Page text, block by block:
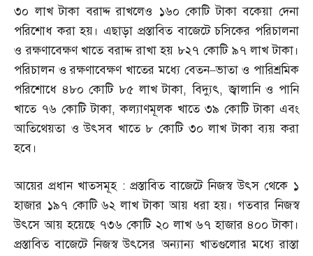
৩০ লাখ টাকা বরাদ্দ রাখলেও ১৬০ কোটি টাকা বকেয়া দেনা
পরিশোধ করা হয়। এছাড়া প্রস্তাবিত বাজেটে চসিকের পরিচালনা
ও রক্ষণাবেক্ষণ খাতে বরাদ্দ রাখা হয় ৮২৭ কোটি ৯৭ লাখ টাকা।
পরিচালন ও রক্ষণাবেক্ষণ খাতের মধ্যে বেতন–ভাতা ও পারিশ্রমিক
পরিশোধে ৪৮০ কোটি ৮৫ লাখ টাকা,বিদ্যুৎ,জ্বালানি ও পানি
খাতে ৭৬ কোটি টাকা,কল্যাণমূলক খাতে ৩৯ কোটি টাকা এবং
আতিথেয়তা ও উৎসব খাতে ৮ কোটি ৩০ লাখ টাকা ব্যয় করা
হবে।
আয়ের প্রধান খাতসমূহ : প্রস্তাবিত বাজেটে নিজস্ব উৎস থেকে ১
হাজার ১৯৭ কোটি ৬২ লাখ টাকা আয় ধরা হয়। গতবার নিজস্ব
উৎসে আয় হয়েছে ৭৩৬ কোটি ২০ লাখ ৬৭ হাজার ৪০০ টাকা।
প্রস্তাবিত বাজেটে নিজস্ব উৎসের অন্যান্য খাতগুলোর মধ্যে রাস্তা